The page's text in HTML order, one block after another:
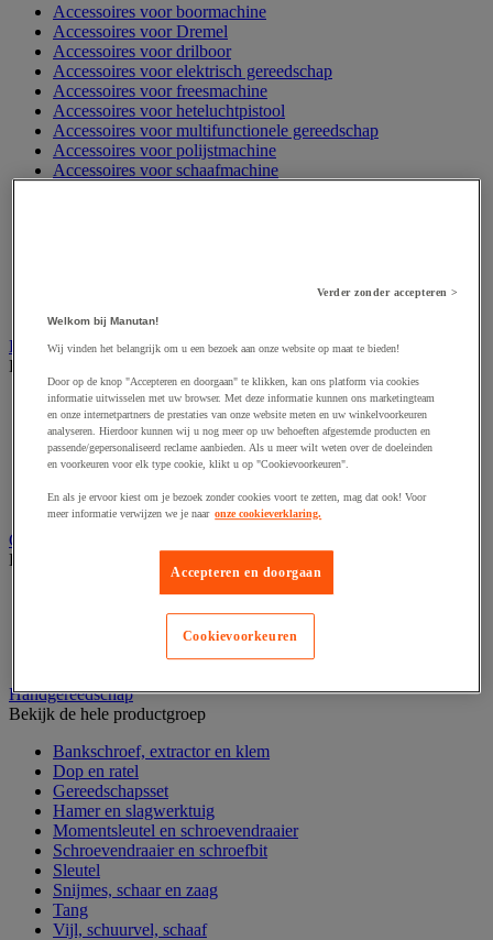
Accessoires voor boormachine
Accessoires voor Dremel
Accessoires voor drilboor
Accessoires voor elektrisch gereedschap
Accessoires voor freesmachine
Accessoires voor heteluchtpistool
Accessoires voor multifunctionele gereedschap
Accessoires voor polijstmachine
Accessoires voor schaafmachine
Elektrische toebehoren en verlichting
Bekijk de hele productgroep
Accessoires voor elektrisch schakelpaneel
Batterij, oplader en kabel
Elektrische kabel
Elektrische uitrusting
Wandcontactdoos en schakelaar
Gereedschap opbergen
Bekijk de hele productgroep
Assortimentsdoos en gereedschapkoffer
Gereedschapskist en opbergtas
Gereedschapskoffer en versterkte kist
Verrijdbare werktafel
Handgereedschap
Bekijk de hele productgroep
Bankschroef, extractor en klem
Dop en ratel
Gereedschapsset
Hamer en slagwerktuig
Momentsleutel en schroevendraaier
Schroevendraaier en schroefbit
Sleutel
Snijmes, schaar en zaag
Tang
Vijl, schuurvel, schaaf
Verder zonder accepteren >
Welkom bij Manutan!
Wij vinden het belangrijk om u een bezoek aan onze website op maat te bieden!
Door op de knop "Accepteren en doorgaan" te klikken, kan ons platform via cookies
informatie uitwisselen met uw browser. Met deze informatie kunnen ons marketingteam
en onze internetpartners de prestaties van onze website meten en uw winkelvoorkeuren
analyseren. Hierdoor kunnen wij u nog meer op uw behoeften afgestemde producten en
passende/gepersonaliseerd reclame aanbieden. Als u meer wilt weten over de doeleinden
en voorkeuren voor elk type cookie, klikt u op "Cookievoorkeuren".
En als je ervoor kiest om je bezoek zonder cookies voort te zetten, mag dat ook! Voor
meer informatie verwijzen we je naar onze cookieverklaring.
Accepteren en doorgaan
Cookievoorkeuren